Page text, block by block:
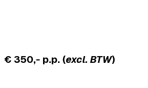
€ 350,- p.p. (excl. BTW)